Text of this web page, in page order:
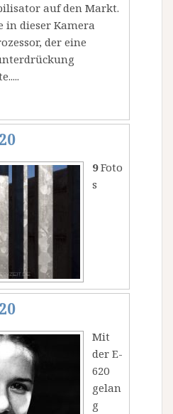
auf den Markt.
in dieser Kamera
der eine
9Foto
s
Mit
der E-
620
gelan
g